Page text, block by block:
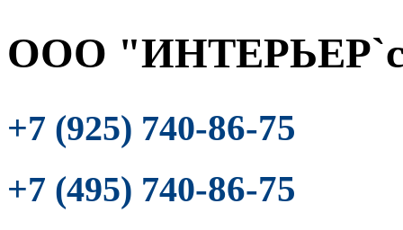
ООО
+7 (925) 740-86-75
+7 (495) 740-86-75